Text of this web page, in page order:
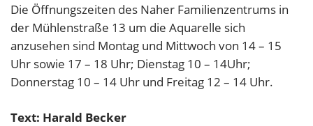
Die Öffnungszeiten des Naher Familienzentrums in
der Mühlenstraße 13 um die Aquarelle sich
anzusehen sind Montag und Mittwoch von 14 – 15
Uhr sowie 17 – 18 Uhr; Dienstag 10 – 14Uhr;
Donnerstag 10 – 14 Uhr und Freitag 12 – 14 Uhr.
Text: Harald Becker